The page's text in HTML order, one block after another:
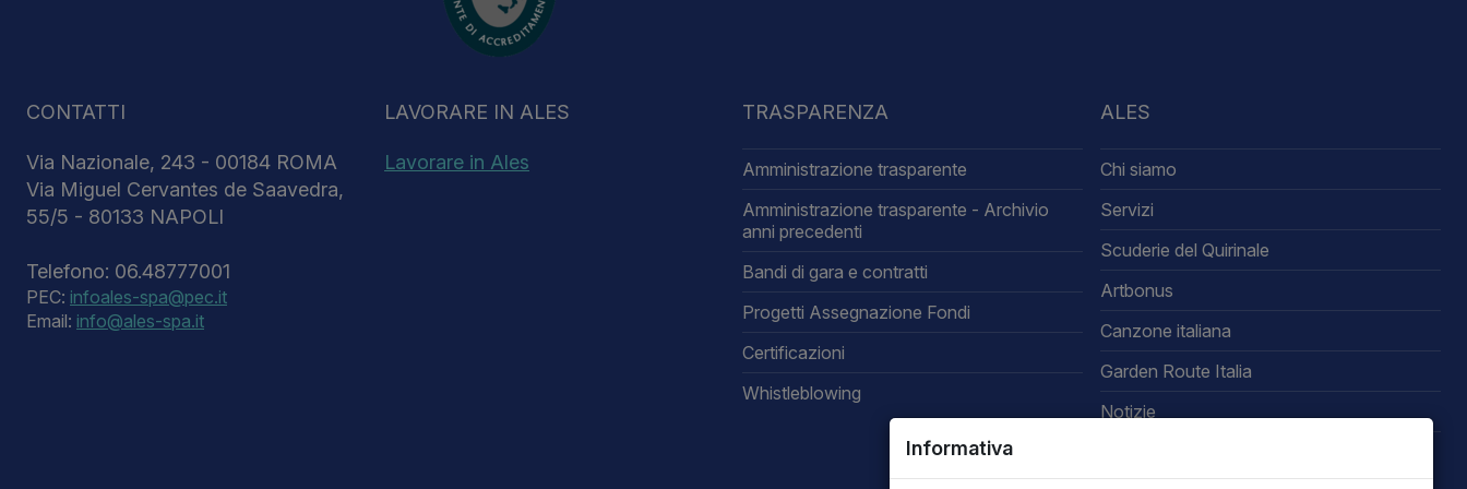
Informativa
CONTATTI
Via Nazionale, 243 - 00184 ROMA
Via Miguel Cervantes de Saavedra,
55/5 - 80133 NAPOLI
Telefono: 06.48777001
PEC: infoales-spa@pec.it
Email: info@ales-spa.it
LAVORARE IN ALES
Lavorare in Ales
TRASPARENZA
Amministrazione trasparente
Amministrazione trasparente - Archivio
anni precedenti
Bandi di gara e contratti
Progetti Assegnazione Fondi
Certificazioni
Whistleblowing
ALES
Chi siamo
Servizi
Scuderie del Quirinale
Artbonus
Canzone italiana
Garden Route Italia
Notizie